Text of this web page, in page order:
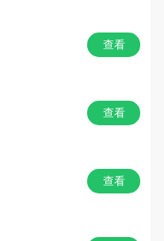
查看
查看
查看